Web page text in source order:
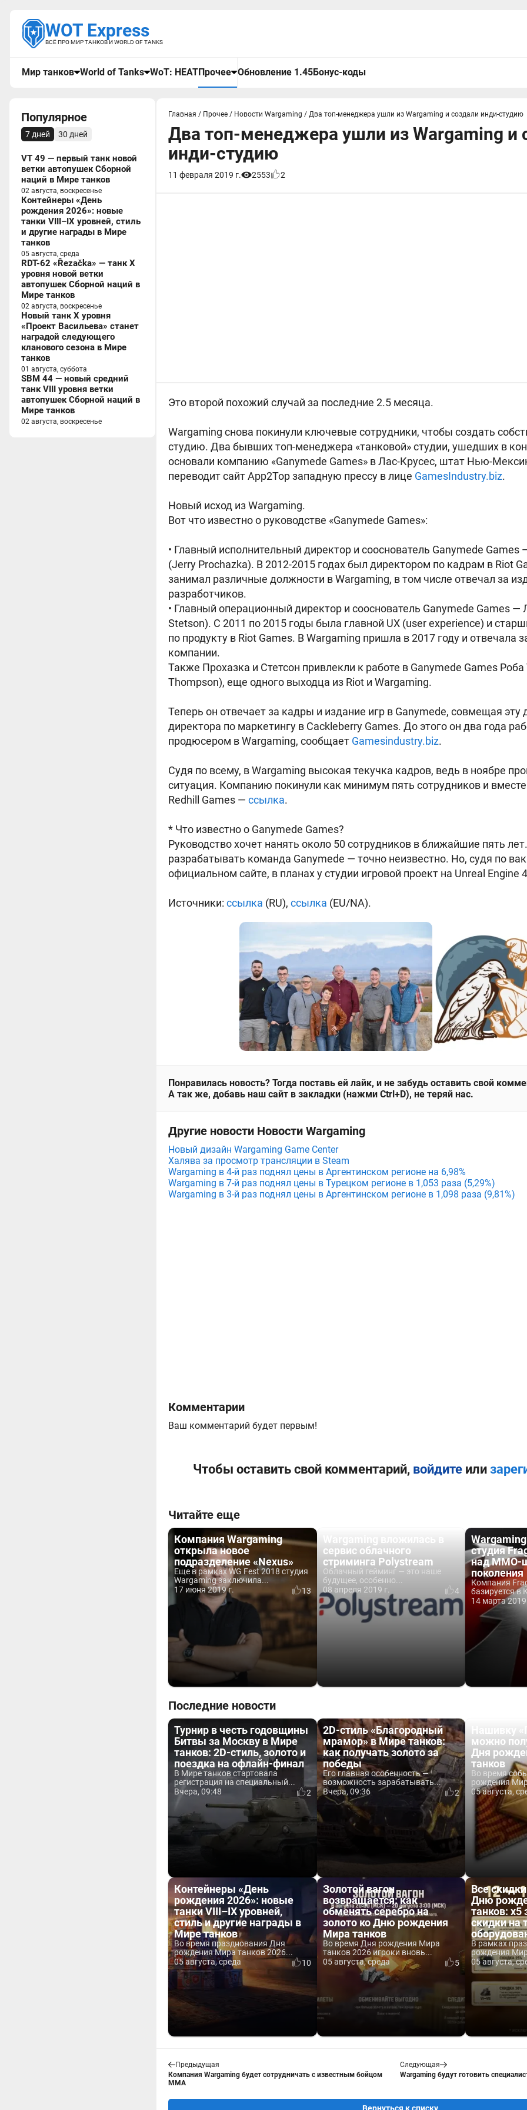
WOT Express
ВСЁ ПРО МИР ТАНКОВ И WORLD OF TANKS
Мир танков World of Tanks WoT: HEATПрочее Обновление 1.45Бонус-коды
Популярное
7 дней 30 дней
VT 49 — первый танк новой
ветки автопушек Сборной
наций в Мире танков
02 августа, воскресенье
Контейнеры «День
рождения 2026»: новые
танки VIII–IX уровней, стиль
и другие награды в Мире
танков
05 августа, среда
RDT-62 «Řezačka» — танк X
уровня новой ветки
автопушек Сборной наций в
Мире танков
02 августа, воскресенье
Новый танк X уровня
«Проект Васильева» станет
наградой следующего
кланового сезона в Мире
танков
01 августа, суббота
SBM 44 — новый средний
танк VIII уровня ветки
автопушек Сборной наций в
Мире танков
02 августа, воскресенье
Главная / Прочее / Новости Wargaming / Два топ-менеджера ушли из Wargaming и создали инди-студию
Два топ-менеджера ушли из Wargaming и
инди-студию
11 февраля 2019 г. 2553 2
Это второй похожий случай за последние 2.5 месяца.
Wargaming снова покинули ключевые сотрудники, чтобы создать
студию. Два бывших топ-менеджера «танковой» студии, ушедших в
основали компанию «Ganymede Games» в Лас-Крусес, штат Нью-
переводит сайт App2Top западную прессу в лице GamesIndustry.biz.
Новый исход из Wargaming.
Вот что известно о руководстве «Ganymede Games»:
• Главный исполнительный директор и сооснователь Ganymede
(Jerry Prochazka). В 2012-2015 годах был директором по кадрам в Riot
занимал различные должности в Wargaming, в том числе отвечал за
разработчиков.
• Главный операционный директор и сооснователь Ganymede Games —
Stetson). С 2011 по 2015 годы была главной UX (user experience) и
по продукту в Riot Games. В Wargaming пришла в 2017 году и отвечала
компании.
Также Прохазка и Стетсон привлекли к работе в Ganymede Games
Thompson), еще одного выходца из Riot и Wargaming.
Теперь он отвечает за кадры и издание игр в Ganymede, совмещая
директора по маркетингу в Cackleberry Games. До этого он два года
продюсером в Wargaming, сообщает Gamesindustry.biz.
Судя по всему, в Wargaming высокая текучка кадров, ведь в ноябре
ситуация. Компанию покинули как минимум пять сотрудников и
Redhill Games — ссылка.
* Что известно о Ganymede Games?
Руководство хочет нанять около 50 сотрудников в ближайшие пять
разрабатывать команда Ganymede — точно неизвестно. Но, судя по
официальном сайте, в планах у студии игровой проект на Unreal Engine
Источники: ссылка (RU), ссылка (EU/NA).
Понравилась новость? Тогда поставь ей лайк, и не забудь оставить свой
А так же, добавь наш сайт в закладки (нажми Ctrl+D), не теряй нас.
Другие новости Новости Wargaming
Новый дизайн Wargaming Game Center
Халява за просмотр трансляции в Steam
Wargaming в 4-й раз поднял цены в Аргентинском регионе на 6,98%
Wargaming в 7-й раз поднял цены в Турецком регионе в 1,053 раза (5,29%)
Wargaming в 3-й раз поднял цены в Аргентинском регионе в 1,098 раза (9,81%)
Комментарии
Ваш комментарий будет первым!
Чтобы оставить свой комментарий, войдитеили
Читайте еще
Компания Wargaming
открыла новое
подразделение «Nexus»
Еще в рамках WG Fest 2018 студия
Wargaming заключила...
17 июня 2019 г.
13
сервис облачного
стриминга Polystream
Облачный гейминг — это наше
будущее, особенно...
08 апреля 2019 г.
4
студия
над MMO-
поколения
Компания
базируется в
14 марта 2019
Последние новости
Турнир в честь годовщины
Битвы за Москву в Мире
танков: 2D-стиль, золото и
поездка на офлайн-финал
В Мире танков стартовала
регистрация на специальный...
Вчера, 09:48
2
2D-стиль «Благородный
мрамор» в Мире танков:
как получать золото за
победы
Его главная особенность —
возможность зарабатывать...
Вчера, 09:36
2
Нашивку
можно
Дня
танков
Во время
рождения
05 августа,
Контейнеры «День
рождения 2026»: новые
танки VIII–IX уровней,
стиль и другие награды в
Мире танков
Во время празднования Дня
рождения Мира танков 2026...
05 августа, среда
10
Золотой вагон
возвращается: как
обменять серебро на
золото ко Дню рождения
Мира танков
Во время Дня рождения Мира
танков 2026 игроки вновь...
05 августа, среда
5
Все
Дню
танков: x5
скидки на
В рамках
рождения
05 августа,
Предыдущая
Компания Wargaming будет сотрудничать с известным бойцом
ММА
Следующая
Wargaming будут готовить